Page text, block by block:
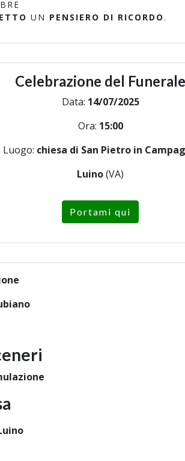
UN PENSIERO DI RICORDO .
Celebrazione del Funerale
Data: 14/07/2025
Ora: 15:00
Luogo: chiesa di San Pietro in
Luino(VA)
Portami qui